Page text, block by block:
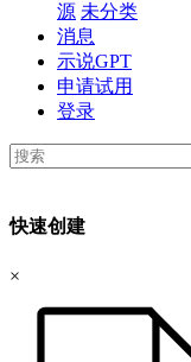
源 未分类
消息
示说GPT
申请试用
登录
快速创建
×